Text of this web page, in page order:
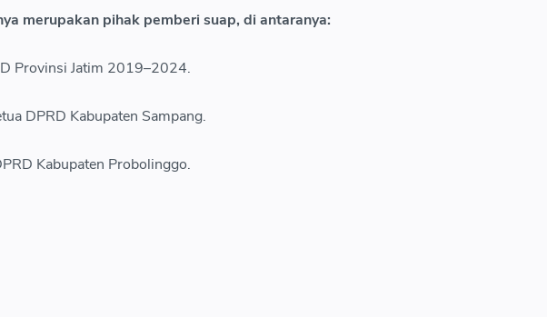
merupakan pihak pemberi suap, di antaranya:
Provinsi Jatim 2019–2024.
DPRD Kabupaten Sampang.
Kabupaten Probolinggo.